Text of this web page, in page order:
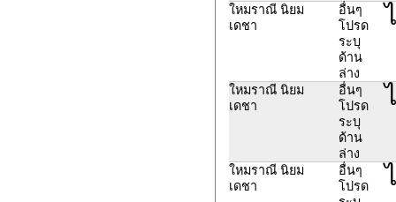
ใหมราณี นิยม
เดชา
อื่นๆ
โปรด
ระบุ
ด้าน
ล่าง
ใหมราณี นิยม
เดชา
อื่นๆ
โปรด
ระบุ
ด้าน
ล่าง
ใหมราณี นิยม
เดชา
อื่นๆ
โปรด